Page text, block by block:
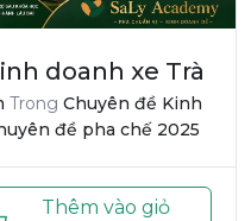
doanh xe Trà
Trong Chuyên đề Kinh
đề pha chế 2025
Thêm vào giỏ